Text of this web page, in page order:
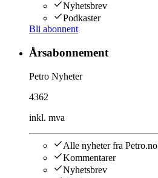
Nyhetsbrev
Podkaster
Bli abonnent
Årsabonnement
Petro Nyheter
4362
inkl. mva
Alle nyheter fra Petro.no
Kommentarer
Nyhetsbrev